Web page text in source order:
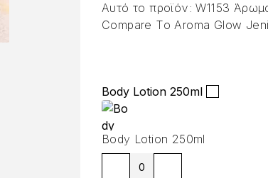
Αυτό το προϊόν: W1153
Compare To Aroma Glow
Body Lotion 250ml
Body Lotion 250ml